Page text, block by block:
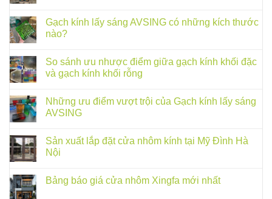
Gạch kính lấy sáng AVSING có những kích thước
nào?
So sánh ưu nhược điểm giữa gạch kính khối đặc
và gạch kính khối rỗng
Những ưu điểm vượt trội của Gạch kính lấy sáng
AVSING
Sản xuất lắp đặt cửa nhôm kính tại Mỹ Đình Hà
Nội
Bảng báo giá cửa nhôm Xingfa mới nhất